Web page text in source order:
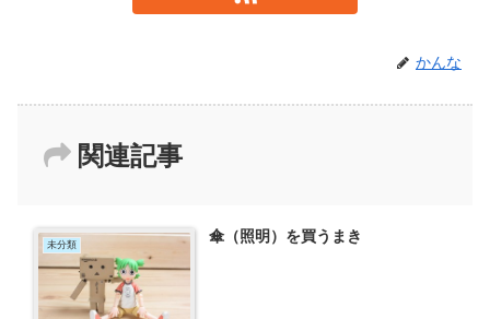
かんな
関連記事
未分類 傘（照明）を買うまき